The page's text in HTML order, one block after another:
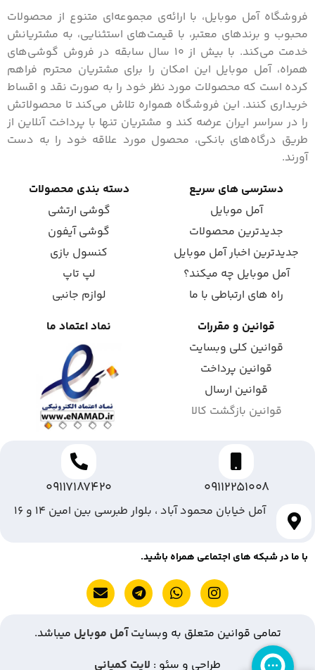
فروشگاه آمل موبایل، با ارائه‌ی مجموعه‌ای متنوع از محصولات
محبوب و برندهای معتبر، با قیمت‌های استثنایی، به مشتریانش
خدمت می‌کند. با بیش از 10 سال سابقه در فروش گوشی‌های
همراه، آمل موبایل این امکان را برای مشتریان محترم فراهم
کرده است که محصولات مورد نظر خود را به صورت نقد و اقساط
خریداری کنند. این فروشگاه همواره تلاش می‌کند تا محصولاتش
را در سراسر ایران عرضه کند و مشتریان تنها با پرداخت آنلاین از
طریق درگاه‌های بانکی، محصول مورد علاقه خود را به دست
آورند.
دسترسی های سریع
آمل موبایل
جدیدترین محصولات
جدیدترین اخبار آمل موبایل
آمل موبایل چه میکند؟
راه های ارتباطی با ما
دسته بندی محصولات
گوشی ارتشی
گوشی آیفون
کنسول بازی
لپ تاپ
لوازم جانبی
قوانین و مقررات
قوانین کلی وبسایت
قوانین پرداخت
قوانین ارسال
قوانین بازگشت کالا
نماد اعتماد ما
09112251008
09117187420
آمل خیابان محمود آباد ، بلوار طبرسی بین امین ۱۴ و ۱۶
با ما در شبکه های اجتماعی همراه باشید.
تمامی قوانین متعلق به وبسایتآمل موبایل میباشد.
طراحی و سئو : لایت کمپانی